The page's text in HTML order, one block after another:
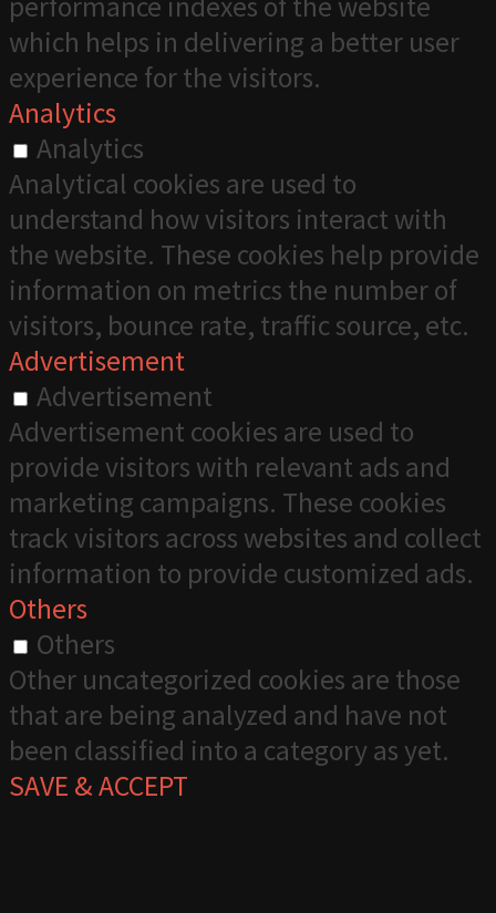
which helps in delivering a better user
experience for the visitors.
Analytics
Analytics
Analytical cookies are used to
understand how visitors interact with
the website. These cookies help provide
information on metrics the number of
visitors, bounce rate, traffic source, etc.
Advertisement
Advertisement
Advertisement cookies are used to
provide visitors with relevant ads and
marketing campaigns. These cookies
track visitors across websites and collect
information to provide customized ads.
Others
Others
Other uncategorized cookies are those
that are being analyzed and have not
been classified into a category as yet.
SAVE & ACCEPT